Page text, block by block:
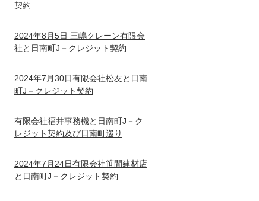
契約
2024年8月5日 三嶋クレーン有限会
社と日南町J－クレジット契約
2024年7月30日有限会社松友と日南
町J－クレジット契約
有限会社福井事務機と日南町J－ク
レジット契約及び日南町巡り
2024年7月24日有限会社笹間建材店
と日南町J－クレジット契約